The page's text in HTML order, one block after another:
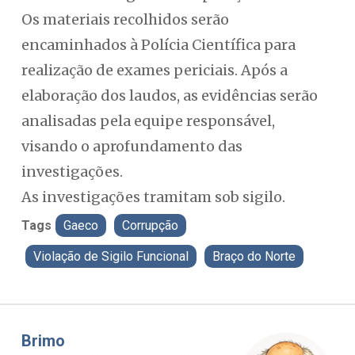
Os materiais recolhidos serão
encaminhados à Polícia Científica para
realização de exames periciais. Após a
elaboração dos laudos, as evidências serão
analisadas pela equipe responsável,
visando o aprofundamento das
investigações.
As investigações tramitam sob sigilo.
Tags Gaeco Corrupção
Violação de Sigilo Funcional Braço do Norte
Misael Elias